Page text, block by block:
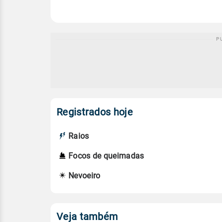
Registrados hoje
Raios
Focos de queimadas
Nevoeiro
Veja também